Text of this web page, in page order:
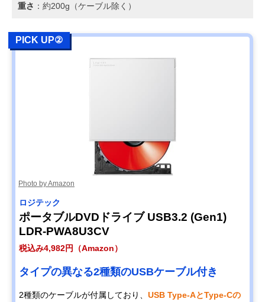
重さ ：約200g（ケーブル除く）
PICK UP②
Photo by Amazon
ロジテック
ポータブルDVDドライブ USB3.2 (Gen1)
LDR-PWA8U3CV
税込み4,982円（Amazon）
タイプの異なる2種類のUSBケーブル付き
2種類のケーブルが付属しており、 USB Type-AとType-Cの